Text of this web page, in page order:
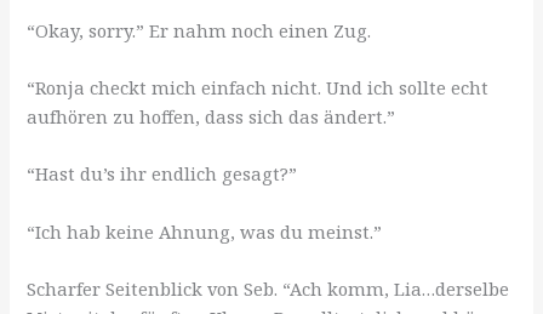
“Okay, sorry.” Er nahm noch einen Zug.
“Ronja checkt mich einfach nicht. Und ich sollte echt
aufhören zu hoffen, dass sich das ändert.”
“Hast du’s ihr endlich gesagt?”
“Ich hab keine Ahnung, was du meinst.”
Scharfer Seitenblick von Seb. “Ach komm, Lia…derselbe